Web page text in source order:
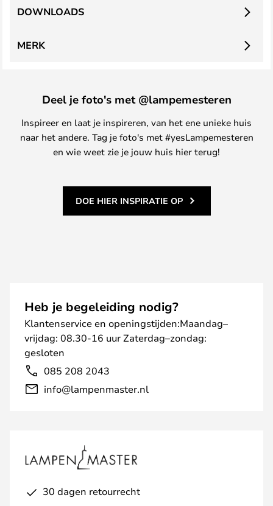
DOWNLOADS
MERK
Deel je foto's met @lampemesteren
Inspireer en laat je inspireren, van het ene unieke huis
naar het andere. Tag je foto's met #yesLampemesteren
en wie weet zie je jouw huis hier terug!
DOE HIER INSPIRATIE OP
Heb je begeleiding nodig?
Klantenservice en openingstijden:Maandag–
vrijdag: 08.30-16 uur Zaterdag–zondag:
gesloten
085 208 2043
info@lampenmaster.nl
30 dagen retourrecht